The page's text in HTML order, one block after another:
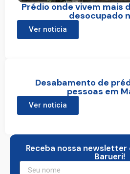
Prédio onde vivem mais
desocupado
Ver noticia
Desabamento de
pessoas em
Ver noticia
Receba nossa
Barueri!